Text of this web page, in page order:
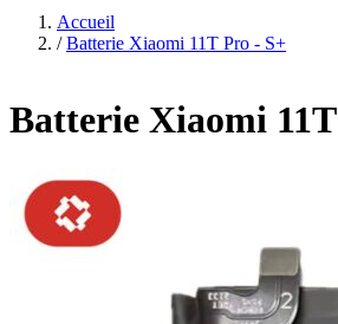
Accueil
/ Batterie Xiaomi 11T Pro - S+
Batterie Xiaomi